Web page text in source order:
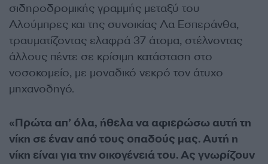
σιδηροδρομικής γραμμής μεταξύ του
Αλούμπρες και της συνοικίας Λα Εσπεράνθα,
τραυματίζοντας ελαφρά 37 άτομα, στέλνοντας
άλλους πέντε σε κρίσιμη κατάσταση στο
νοσοκομείο, με μοναδικό νεκρό τον άτυχο
μηχανοδηγό.
«Πρώτα απ’ όλα, ήθελα να αφιερώσω αυτή τη
νίκη σε έναν από τους οπαδούς μας. Αυτή η
νίκη είναι για την οικογένειά του. Ας γνωρίζουν